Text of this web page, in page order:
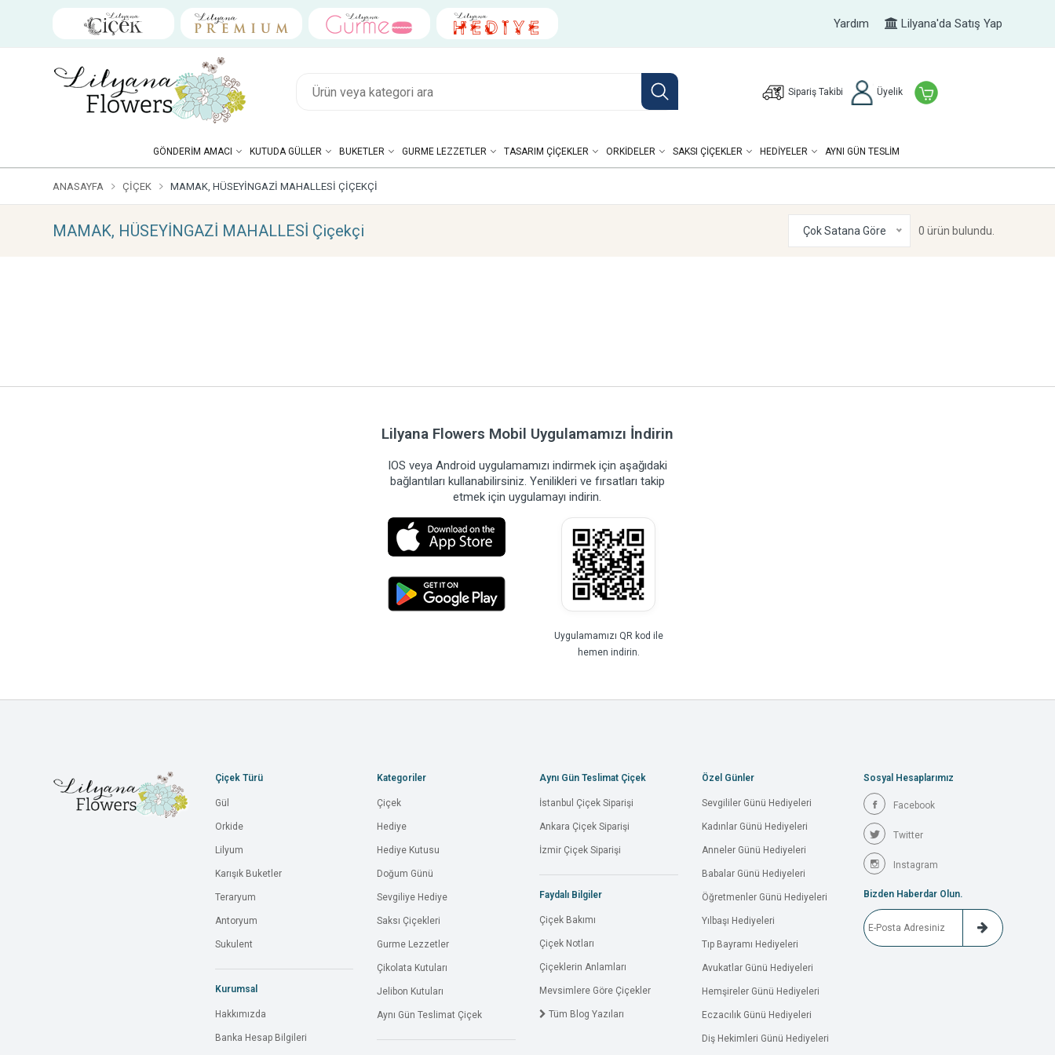
Yardım Lilyana'da Satış Yap
Sipariş Takibi Üyelik
GÖNDERIM AMACI KUTUDA GÜLLER BUKETLER GURME LEZZETLER TASARIM ÇIÇEKLER ORKIDELER SAKSI ÇIÇEKLER HEDIYELER AYNI GÜN TESLİM
ANASAYFA ÇIÇEK MAMAK, HÜSEYİNGAZİ MAHALLESİ ÇIÇEKÇI
MAMAK, HÜSEYİNGAZİ MAHALLESİ Çiçekçi Çok Satana Göre 0 ürün bulundu.
Lilyana Flowers Mobil Uygulamamızı İndirin
IOS veya Android uygulamamızı indirmek için aşağıdaki
bağlantıları kullanabilirsiniz. Yenilikleri ve fırsatları takip
etmek için uygulamayı indirin.
Uygulamamızı QR kod ile
hemen indirin.
Çiçek Türü
Gül
Orkide
Lilyum
Karışık Buketler
Teraryum
Antoryum
Sukulent
Kurumsal
Hakkımızda
Banka Hesap Bilgileri
Kategoriler
Çiçek
Hediye
Hediye Kutusu
Doğum Günü
Sevgiliye Hediye
Saksı Çiçekleri
Gurme Lezzetler
Çikolata Kutuları
Jelibon Kutuları
Aynı Gün Teslimat Çiçek
Aynı Gün Teslimat Çiçek
İstanbul Çiçek Siparişi
Ankara Çiçek Siparişi
İzmir Çiçek Siparişi
Faydalı Bilgiler
Çiçek Bakımı
Çiçek Notları
Çiçeklerin Anlamları
Mevsimlere Göre Çiçekler
Tüm Blog Yazıları
Özel Günler
Sevgililer Günü Hediyeleri
Kadınlar Günü Hediyeleri
Anneler Günü Hediyeleri
Babalar Günü Hediyeleri
Öğretmenler Günü Hediyeleri
Yılbaşı Hediyeleri
Tıp Bayramı Hediyeleri
Avukatlar Günü Hediyeleri
Hemşireler Günü Hediyeleri
Eczacılık Günü Hediyeleri
Diş Hekimleri Günü Hediyeleri
Sosyal Hesaplarımız
Facebook
Twitter
Instagram
Bizden Haberdar Olun.